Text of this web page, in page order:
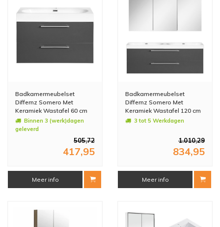
Badkamermeubelset
Differnz Somero Met
Keramiek Wastafel 60 cm
Antraciet
Binnen 3 (werk)dagen
geleverd
505,72
417,95
Meer info
Badkamermeubelset
Differnz Somero Met
Keramiek Wastafel 120 cm
Antraciet (Inc. Spiegelkast)
3 tot 5 Werkdagen
1.010,29
834,95
Meer info